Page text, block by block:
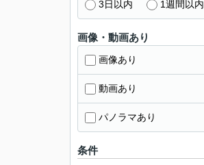
3日以内 1週間以内
画像・動画あり
画像あり
動画あり
パノラマあり
条件